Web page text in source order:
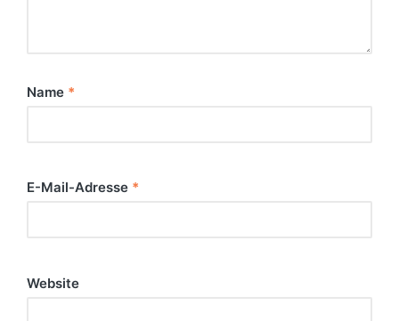
Name *
E-Mail-Adresse *
Website